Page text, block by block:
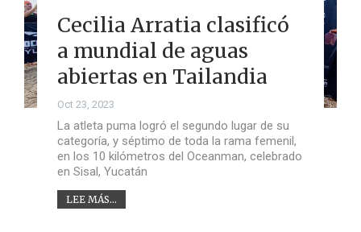
Cecilia Arratia clasificó
a mundial de aguas
abiertas en Tailandia
Oct 23, 2023
La atleta puma logró el segundo lugar de su
categoría, y séptimo de toda la rama femenil,
en los 10 kilómetros del Oceanman, celebrado
en Sisal, Yucatán
LEE MÁS...